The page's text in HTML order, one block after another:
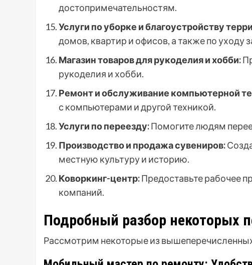
достопримечательностям.
Услуги по уборке и благоустройству
домов, квартир и офисов, а также по уходу
Магазин товаров для рукоделия и хобби:
рукоделия и хобби.
Ремонт и обслуживание компьютерной
с компьютерами и другой техникой.
Услуги по переезду:Помогите людям
Производство и продажа сувениров:
местную культуру и историю.
Коворкинг-центр:Предоставьте рабочее
компаний.
Подробный разбор некоторых
Рассмотрим некоторые из